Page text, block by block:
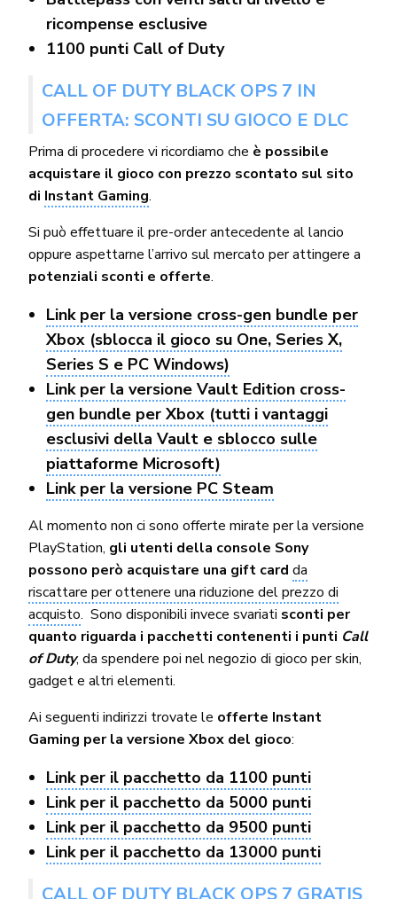
ricompense esclusive
1100 punti Call of Duty
CALL OF DUTY BLACK OPS 7 IN
OFFERTA: SCONTI SU GIOCO E DLC
Prima di procedere vi ricordiamo che è possibile
acquistare il gioco con prezzo scontato sul sito
di Instant Gaming.
Si può effettuare il pre-order antecedente al lancio
oppure aspettarne l’arrivo sul mercato per attingere a
potenziali sconti e offerte.
Link per la versione cross-gen bundle per
Xbox (sblocca il gioco su One, Series X,
Series S e PC Windows)
Link per la versione Vault Edition cross-
gen bundle per Xbox (tutti i vantaggi
esclusivi della Vault e sblocco sulle
piattaforme Microsoft)
Link per la versione PC Steam
Al momento non ci sono offerte mirate per la versione
PlayStation, gli utenti della console Sony
possono però acquistare una gift card da
riscattare per ottenere una riduzione del prezzo di
acquisto. Sono disponibili invece svariati sconti per
quanto riguarda i pacchetti contenenti i punti Call
of Duty, da spendere poi nel negozio di gioco per skin,
gadget e altri elementi.
Ai seguenti indirizzi trovate le offerte Instant
Gaming per la versione Xbox del gioco:
Link per il pacchetto da 1100 punti
Link per il pacchetto da 5000 punti
Link per il pacchetto da 9500 punti
Link per il pacchetto da 13000 punti
CALL OF DUTY BLACK OPS 7 GRATIS